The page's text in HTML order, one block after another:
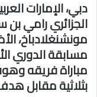
الجزائري رامي بن
مونشنغلادباخ،
مسابقة الدوري
مباراة فريقه
بثلاثية مقابل